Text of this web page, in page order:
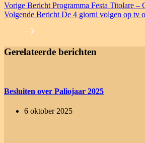
Vorige Bericht Programma Festa Titolare –
Volgende Bericht De 4 giorni volgen op tv
Gerelateerde berichten
Besluiten over Paliojaar 2025
6 oktober 2025